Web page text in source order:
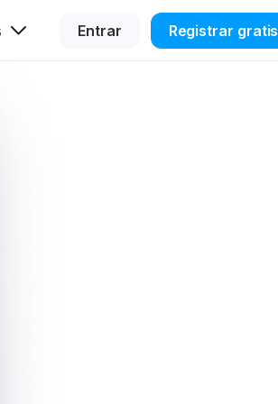
Entrar Registrar gratis